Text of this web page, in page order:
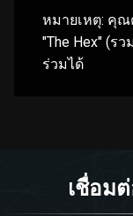
หมายเหตุ: คุณ
"The Hex" (ร
ร่วมได้
เชื่อม